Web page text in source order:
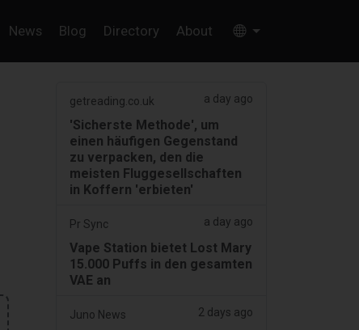
News Blog Directory About
getreading.co.uk a day ago
'Sicherste Methode', um
einen häufigen Gegenstand
zu verpacken, den die
meisten Fluggesellschaften
in Koffern 'erbieten'
Pr Sync a day ago
Vape Station bietet Lost Mary
15.000 Puffs in den gesamten
VAE an
Juno News 2 days ago